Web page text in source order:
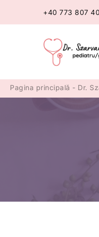
+40 773 807
Pagina principală - Dr.